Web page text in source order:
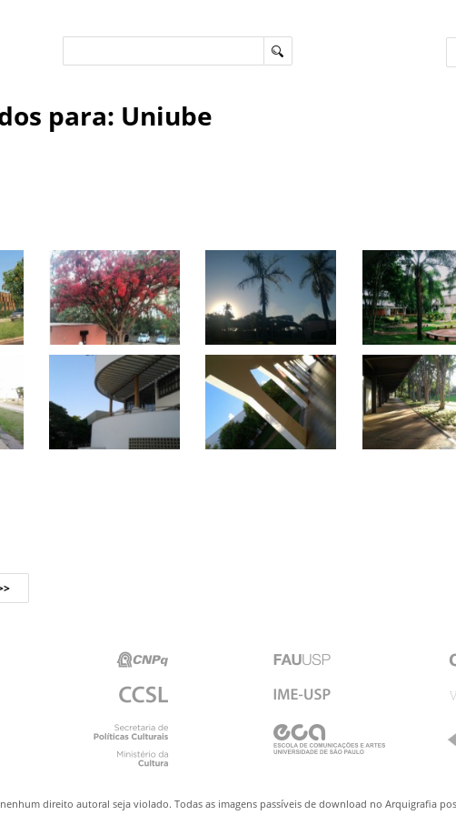
para: Uniube
direito autoral seja violado. Todas as imagens passíveis de download no Arquigrafia